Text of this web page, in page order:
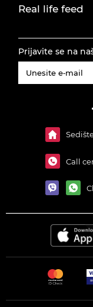
Real life feed
Prijavite se na
Call